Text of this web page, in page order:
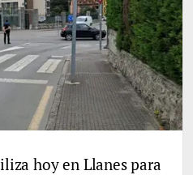
hoy en Llanes para